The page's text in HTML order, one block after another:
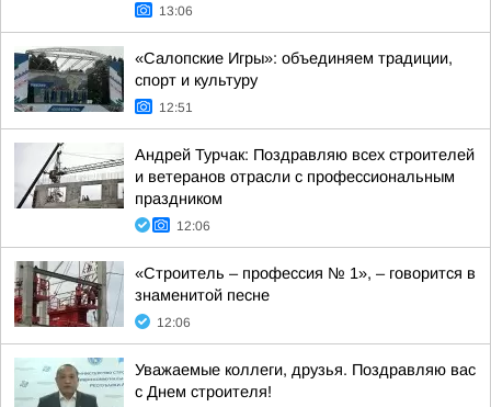
13:06
«Салопские Игры»: объединяем традиции,
спорт и культуру
12:51
Андрей Турчак: Поздравляю всех строителей
и ветеранов отрасли с профессиональным
праздником
12:06
«Строитель – профессия № 1», – говорится в
знаменитой песне
12:06
Уважаемые коллеги, друзья. Поздравляю вас
с Днем строителя!